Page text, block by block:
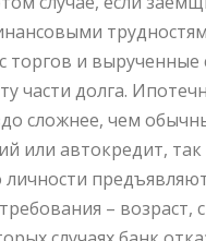
торгов и вырученные
части долга.
сложнее, чем
или автокредит, так
– возраст,